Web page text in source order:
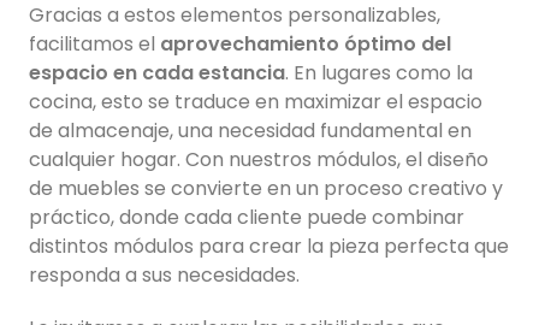
Gracias a estos elementos personalizables,
facilitamos el aprovechamiento óptimo del
espacio en cada estancia. En lugares como la
cocina, esto se traduce en maximizar el espacio
de almacenaje, una necesidad fundamental en
cualquier hogar. Con nuestros módulos, el diseño
de muebles se convierte en un proceso creativo y
práctico, donde cada cliente puede combinar
distintos módulos para crear la pieza perfecta que
responda a sus necesidades.